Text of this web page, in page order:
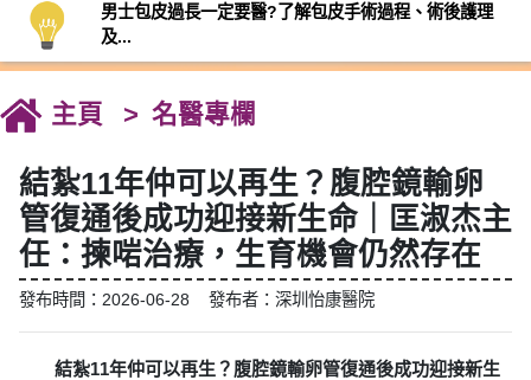
男士包皮過長一定要醫?了解包皮手術過程、術後護理
及...
主頁 名醫專欄
結紮11年仲可以再生？腹腔鏡輸卵
管復通後成功迎接新生命｜匡淑杰主
任：揀啱治療，生育機會仍然存在
發布時間：2026-06-28 發布者：深圳怡康醫院
結紮11年仲可以再生？腹腔鏡輸卵管復通後成功迎接新生